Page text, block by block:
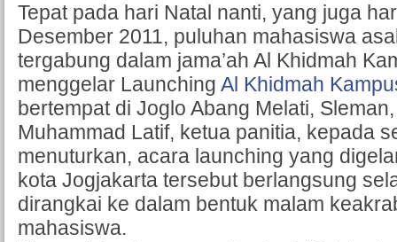
Tepat pada hari Natal nanti, yang juga
Desember 2011, puluhan mahasiswa
tergabung dalam jama’ah Al Khidmah
menggelar Launching Al Khidmah
bertempat di Joglo Abang Melati,
Muhammad Latif, ketua panitia, kepada
menuturkan, acara launching yang
kota Jogjakarta tersebut berlangsung
dirangkai ke dalam bentuk malam
mahasiswa.